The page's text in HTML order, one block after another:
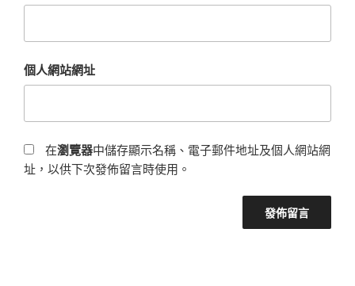
個人網站網址
在瀏覽器中儲存顯示名稱、電子郵件地址及個人網站網
址，以供下次發佈留言時使用。